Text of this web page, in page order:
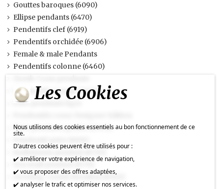
Gouttes baroques (6090)
Ellipse pendants (6470)
Pendentifs clef (6919)
Pendentifs orchidée (6906)
Female & male Pendants
Pendentifs colonne (6460)
Pendentifs Cosmic (6680)
Pave pendants tiger
Pave pendants goutte (67452)
Radiolarian pendant (6730)
Sea snail pendant (6731)
Growing crystal rhombus (6926)
Les Cookies
Nous utilisons des cookies essentiels au bon fonctionnement de ce
site.
D’autres cookies peuvent être utilisés pour :
✔️ améliorer votre expérience de navigation,
✔️ vous proposer des offres adaptées,
✔️ analyser le trafic et optimiser nos services.